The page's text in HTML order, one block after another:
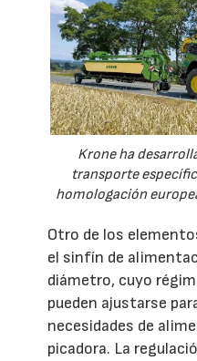
Krone ha
transporte
homologación
Otro de los
el sinfín de
diámetro, cuyo
pueden ajustarse
necesidades de
picadora. La